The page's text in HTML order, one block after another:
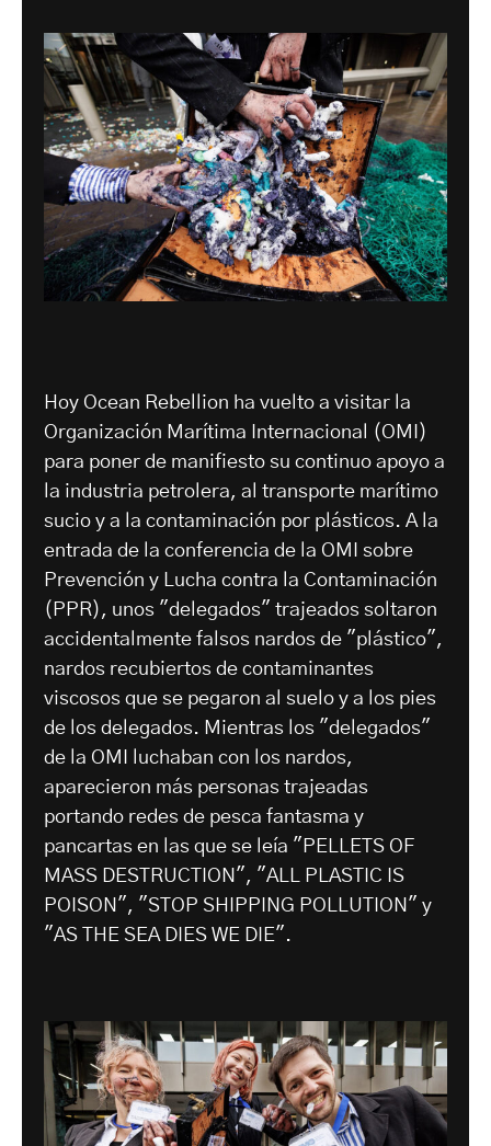
Hoy Ocean Rebellion ha vuelto a visitar la
Organización Marítima Internacional (OMI)
para poner de manifiesto su continuo apoyo a
la industria petrolera, al transporte marítimo
sucio y a la contaminación por plásticos. A la
entrada de la conferencia de la OMI sobre
Prevención y Lucha contra la Contaminación
(PPR), unos "delegados" trajeados soltaron
accidentalmente falsos nardos de "plástico",
nardos recubiertos de contaminantes
viscosos que se pegaron al suelo y a los pies
de los delegados. Mientras los "delegados"
de la OMI luchaban con los nardos,
aparecieron más personas trajeadas
portando redes de pesca fantasma y
pancartas en las que se leía "PELLETS OF
MASS DESTRUCTION", "ALL PLASTIC IS
POISON", "STOP SHIPPING POLLUTION" y
"AS THE SEA DIES WE DIE".